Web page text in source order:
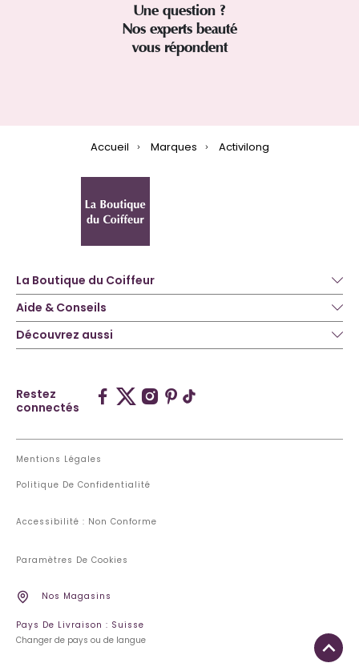
Une question ?
Nos experts beauté
vous répondent
Accueil Marques Activilong
La Boutique du Coiffeur
Aide & Conseils
Découvrez aussi
Restez
connectés
Mentions Légales
Politique De Confidentialité
Accessibilité : Non Conforme
Paramètres De Cookies
Nos Magasins
Pays De Livraison : Suisse
Changer de pays ou de langue